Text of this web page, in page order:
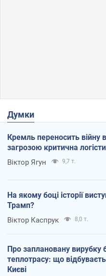
Думки
Кремль переносить війну
загрозою критична
Віктор Ягун 9,7 т.
На якому боці історії
Трамп?
Віктор Каспрук 8,0 т.
Про заплановану вирубку
теплотрасу: що
Києві